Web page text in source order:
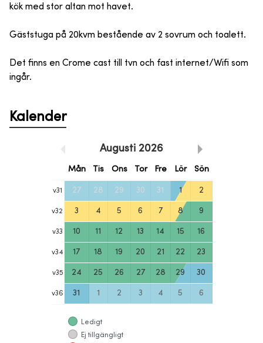
kök med stor altan mot havet.
Gäststuga på 20kvm bestående av 2 sovrum och toalett.
Det finns en Crome cast till tvn och fast internet/Wifi som
ingår.
Kalender
Augusti 2026
Mån Tis Ons Tor Fre Lör Sön
v31 27 28 29 30 31 1 2
v32 3 4 5 6 7 8 9
v33 10 11 12 13 14 15 16
v34 17 18 19 20 21 22 23
v35 24 25 26 27 28 29 30
v36 31 1 2 3 4 5 6
Ledigt
Ej tillgängligt